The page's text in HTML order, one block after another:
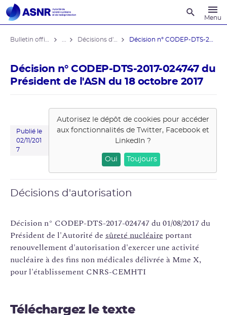
Menu
Décision n° CODEP-DTS-2017-024747 du
Président de l'ASN du 18 octobre 2017
Publié le
02/11/201
7
Autorisez le dépôt de cookies pour accéder
aux fonctionnalités de Twitter, Facebook et
LinkedIn?
Oui Toujours
Décisions d'autorisation
Décision n° CODEP-DTS-2017-024747 du 01/08/2017 du
Président de l'Autorité de sûreté nucléaire portant
renouvellement d'autorisation d'exercer une activité
nucléaire à des fins non médicales délivrée à Mme X,
pour l'établissement CNRS-CEMHTI
Téléchargez le texte